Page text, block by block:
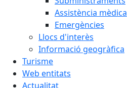
Assistència mèdica
Emergències
Llocs d'interès
Informació geogràfica
Turisme
Web entitats
Actualitat